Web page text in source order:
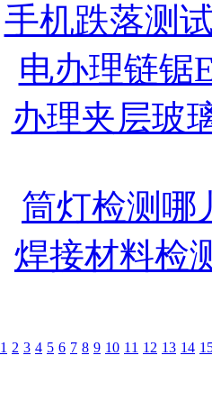
手机跌落测
电办理链锯
办理夹层玻
筒灯检测哪
焊接材料检
1 2 3 4 5 6 7 8 9 10 11 12 13 14